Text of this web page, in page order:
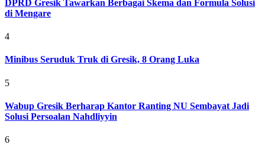
DPRD Gresik Tawarkan Berbagai Skema dan Formula Solusi
di Mengare
4
Minibus Seruduk Truk di Gresik, 8 Orang Luka
5
Wabup Gresik Berharap Kantor Ranting NU Sembayat Jadi
Solusi Persoalan Nahdliyyin
6